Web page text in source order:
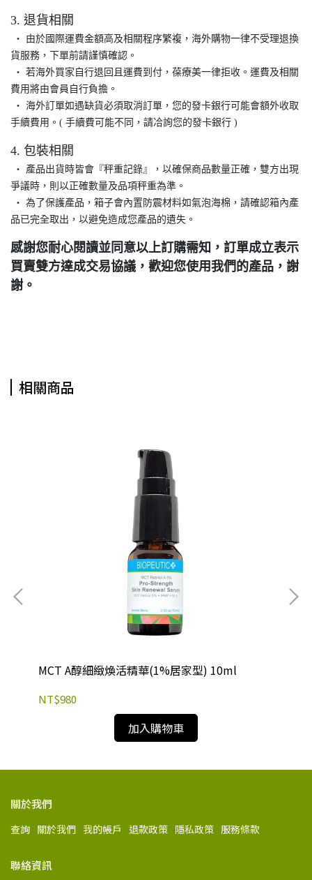
3. 退貨相關
‧ 由於國際運費金額高及相關程序繁複，海外購物一律不受理退換
貨服務，下單前請謹慎確認。
‧ 若海外買家自行退回且運費到付，葆療美一律拒收。運費及相關
費用將由會員自行負擔。
‧ 海外訂單如遇缺貨必須取消訂單，您的發卡銀行可能會額外收取
手續費用。( 手續費可能不同，請冾詢您的發卡銀行 )
4. 包裝相關
‧ 產品出貨時皆會『秤重記錄』，以確保商品數量正確，雙方出現
爭議時，則以正確數量及品項秤重為準。
‧ 為了保護產品，箱子會內置防震材料如氣泡海棉，請確認箱內產
品已完全取出，以避免造成您產品的遺失。
感謝您耐心閱讀並同意以上訂購需知，訂單成立表示
買賣雙方達成交易協議，歡迎您使用我們的產品，謝
謝。
相關商品
MCT A醇細緻煥活精華(1%居家型) 10ml
NT$980
加入購物車
關於我們
查詢 關於我們 我的帳戶 退款政策 隱私政策 服務條款
聯絡資訊